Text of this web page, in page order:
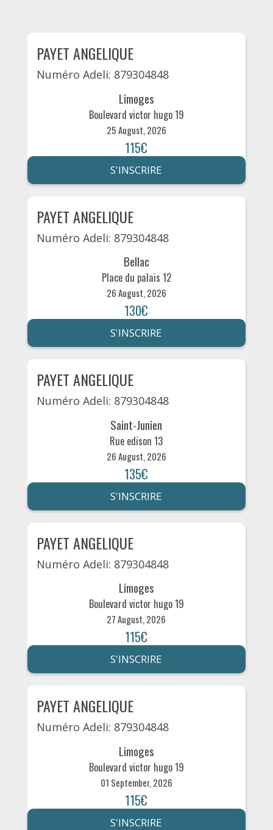
PAYET ANGELIQUE
Numéro Adeli: 879304848
Limoges
Boulevard victor hugo 19
25 August, 2026
115€
S'INSCRIRE
PAYET ANGELIQUE
Numéro Adeli: 879304848
Bellac
Place du palais 12
26 August, 2026
130€
S'INSCRIRE
PAYET ANGELIQUE
Numéro Adeli: 879304848
Saint-Junien
Rue edison 13
26 August, 2026
135€
S'INSCRIRE
PAYET ANGELIQUE
Numéro Adeli: 879304848
Limoges
Boulevard victor hugo 19
27 August, 2026
115€
S'INSCRIRE
PAYET ANGELIQUE
Numéro Adeli: 879304848
Limoges
Boulevard victor hugo 19
01 September, 2026
115€
S'INSCRIRE